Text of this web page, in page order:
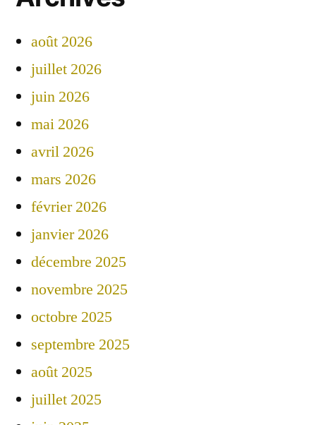
août 2026
juillet 2026
juin 2026
mai 2026
avril 2026
mars 2026
février 2026
janvier 2026
décembre 2025
novembre 2025
octobre 2025
septembre 2025
août 2025
juillet 2025